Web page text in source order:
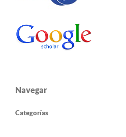
Navegar
Categorías